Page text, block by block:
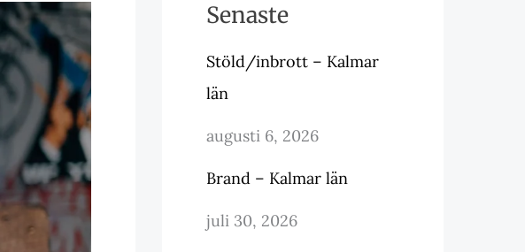
Senaste
Stöld/inbrott – Kalmar
län
augusti 6, 2026
Brand – Kalmar län
juli 30, 2026